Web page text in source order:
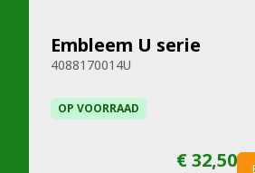
Embleem U serie
4088170014U
OP VOORRAAD
€ 32,50